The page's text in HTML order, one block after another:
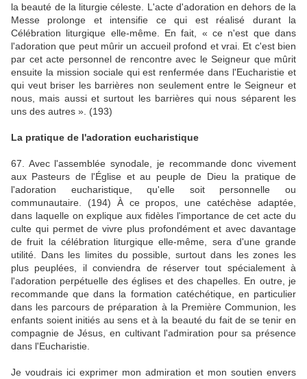
la beauté de la liturgie céleste. L'acte d'adoration en dehors de la
Messe prolonge et intensifie ce qui est réalisé durant la
Célébration liturgique elle-même. En fait, « ce n'est que dans
l'adoration que peut mûrir un accueil profond et vrai. Et c'est bien
par cet acte personnel de rencontre avec le Seigneur que mûrit
ensuite la mission sociale qui est renfermée dans l'Eucharistie et
qui veut briser les barrières non seulement entre le Seigneur et
nous, mais aussi et surtout les barrières qui nous séparent les
uns des autres ». (193)
La pratique de l'adoration eucharistique
67. Avec l'assemblée synodale, je recommande donc vivement
aux Pasteurs de l'Église et au peuple de Dieu la pratique de
l'adoration eucharistique, qu'elle soit personnelle ou
communautaire. (194) À ce propos, une catéchèse adaptée,
dans laquelle on explique aux fidèles l'importance de cet acte du
culte qui permet de vivre plus profondément et avec davantage
de fruit la célébration liturgique elle-même, sera d'une grande
utilité. Dans les limites du possible, surtout dans les zones les
plus peuplées, il conviendra de réserver tout spécialement à
l'adoration perpétuelle des églises et des chapelles. En outre, je
recommande que dans la formation catéchétique, en particulier
dans les parcours de préparation à la Première Communion, les
enfants soient initiés au sens et à la beauté du fait de se tenir en
compagnie de Jésus, en cultivant l'admiration pour sa présence
dans l'Eucharistie.
Je voudrais ici exprimer mon admiration et mon soutien envers